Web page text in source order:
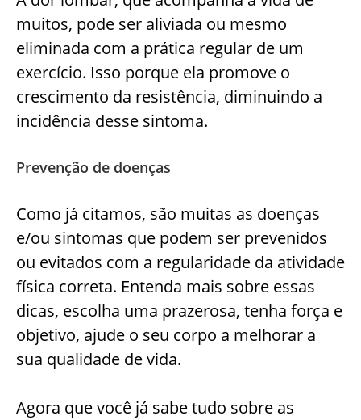
muitos, pode ser aliviada ou mesmo
eliminada com a prática regular de um
exercício. Isso porque ela promove o
crescimento da resistência, diminuindo a
incidência desse sintoma.
Prevenção de doenças
Como já citamos, são muitas as doenças
e/ou sintomas que podem ser prevenidos
ou evitados com a regularidade da atividade
física correta. Entenda mais sobre essas
dicas, escolha uma prazerosa, tenha força e
objetivo, ajude o seu corpo a melhorar a
sua qualidade de vida.
Agora que você já sabe tudo sobre as